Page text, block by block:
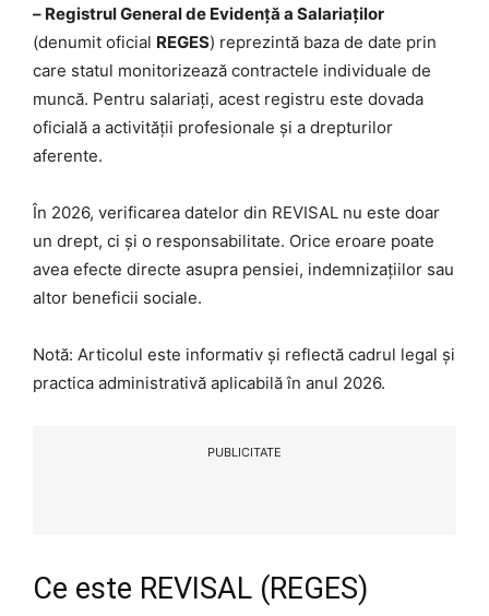
– Registrul General de Evidență a Salariaților
(denumit oficial REGES) reprezintă baza de date prin
care statul monitorizează contractele individuale de
muncă. Pentru salariați, acest registru este dovada
oficială a activității profesionale și a drepturilor
aferente.
În 2026, verificarea datelor din REVISAL nu este doar
un drept, ci și o responsabilitate. Orice eroare poate
avea efecte directe asupra pensiei, indemnizațiilor sau
altor beneficii sociale.
Notă: Articolul este informativ și reflectă cadrul legal și
practica administrativă aplicabilă în anul 2026.
PUBLICITATE
Ce este REVISAL (REGES)